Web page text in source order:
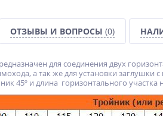
ОТЗЫВЫ И ВОПРОСЫ (0)
для соединения двух
а так же для установки
45º и длина горизонтального участка